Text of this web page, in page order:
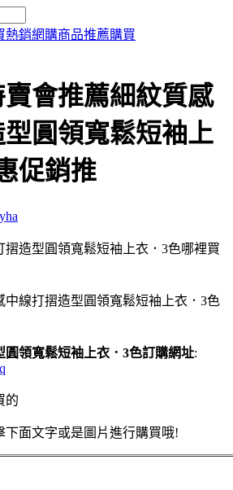
熱銷網購商品推薦購買
賣會推薦細紋質感
圓領寬鬆短袖上
促銷推
造型圓領寬鬆短袖上衣．3色哪裡買
中線打摺造型圓領寬鬆短袖上衣．3色
圓領寬鬆短袖上衣．3色訂購網址:
的
下面文字或是圖片進行購買哦!